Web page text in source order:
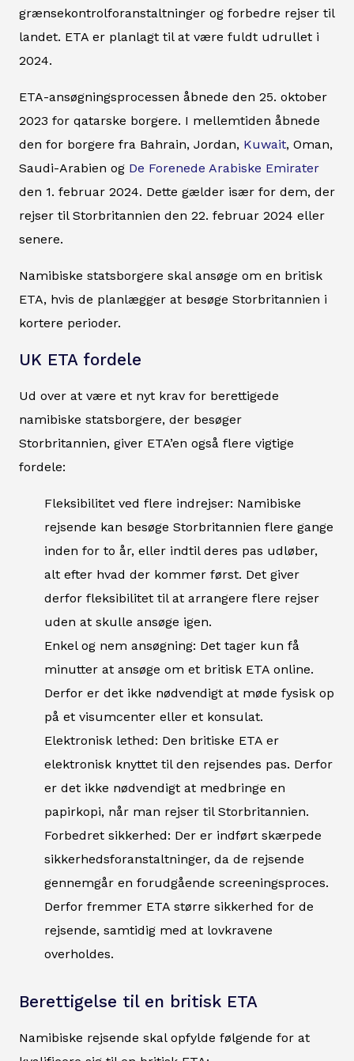
grænsekontrolforanstaltninger og forbedre rejser til
landet. ETA er planlagt til at være fuldt udrullet i
2024.
ETA-ansøgningsprocessen åbnede den 25. oktober
2023 for qatarske borgere. I mellemtiden åbnede
den for borgere fra Bahrain, Jordan, Kuwait, Oman,
Saudi-Arabien og De Forenede Arabiske Emirater
den 1. februar 2024. Dette gælder især for dem, der
rejser til Storbritannien den 22. februar 2024 eller
senere.
Namibiske statsborgere skal ansøge om en britisk
ETA, hvis de planlægger at besøge Storbritannien i
kortere perioder.
UK ETA fordele
Ud over at være et nyt krav for berettigede
namibiske statsborgere, der besøger
Storbritannien, giver ETA’en også flere vigtige
fordele:
Fleksibilitet ved flere indrejser: Namibiske
rejsende kan besøge Storbritannien flere gange
inden for to år, eller indtil deres pas udløber,
alt efter hvad der kommer først. Det giver
derfor fleksibilitet til at arrangere flere rejser
uden at skulle ansøge igen.
Enkel og nem ansøgning: Det tager kun få
minutter at ansøge om et britisk ETA online.
Derfor er det ikke nødvendigt at møde fysisk op
på et visumcenter eller et konsulat.
Elektronisk lethed: Den britiske ETA er
elektronisk knyttet til den rejsendes pas. Derfor
er det ikke nødvendigt at medbringe en
papirkopi, når man rejser til Storbritannien.
Forbedret sikkerhed: Der er indført skærpede
sikkerhedsforanstaltninger, da de rejsende
gennemgår en forudgående screeningsproces.
Derfor fremmer ETA større sikkerhed for de
rejsende, samtidig med at lovkravene
overholdes.
Berettigelse til en britisk ETA
Namibiske rejsende skal opfylde følgende for at